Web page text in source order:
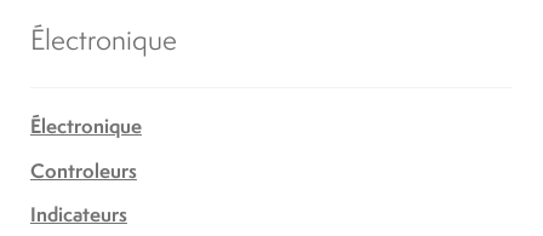
Électronique
Électronique
Controleurs
Indicateurs